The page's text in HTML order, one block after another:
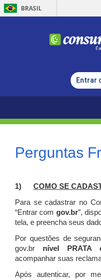
BRASIL
Entrar
Perguntas
1) COMO SE
Para se cadastrar no
“Entrar com gov.br”,
tela, e preencha seus
Por questões de
gov.br nível PRATA
acompanhar suas
Após autenticar, por